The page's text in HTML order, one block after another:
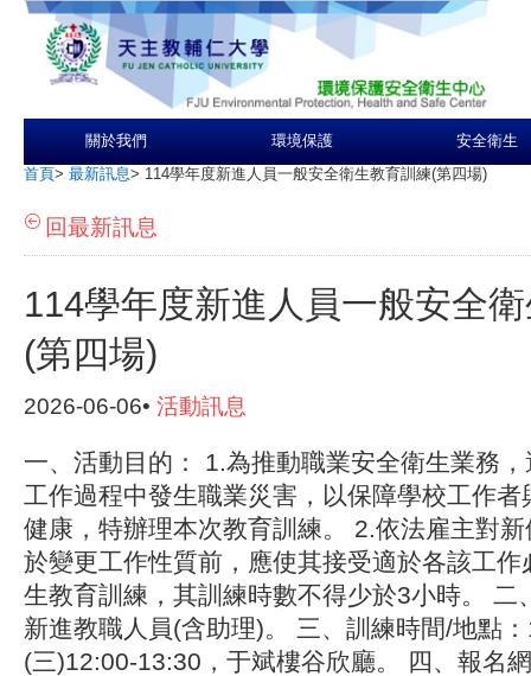
關於我們 環境保護 安全衛生
首頁> 最新訊息> 114學年度新進人員一般安全衛生教育訓練(第四場)
回最新訊息
114學年度新進人員一般安全
(第四場)
2026-06-06• 活動訊息
一、活動目的： 1.為推動職業安全衛生業務
工作過程中發生職業災害，以保障學校工作者
健康，特辦理本次教育訓練。 2.依法雇主對
於變更工作性質前，應使其接受適於各該工作
生教育訓練，其訓練時數不得少於3小時。 二
新進教職人員(含助理)。 三、訓練時間/地點
(三)12:00-13:30，于斌樓谷欣廳。 四、報名